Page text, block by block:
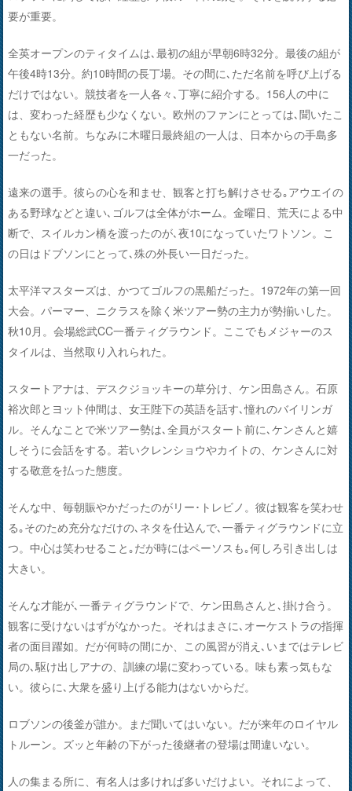
要が重要。
全英オープンのティタイムは､最初の組が早朝6時32分。最後の組が
午後4時13分。約10時間の長丁場。その間に､ただ名前を呼び上げる
だけではない。競技者を一人各々､丁寧に紹介する。156人の中に
は、変わった経歴も少なくない。欧州のファンにとっては､聞いたこ
ともない名前。ちなみに木曜日最終組の一人は、日本からの手島多
一だった。
遠来の選手。彼らの心を和ませ、観客と打ち解けさせる｡アウエイの
ある野球などと違い､ゴルフは全体がホーム。金曜日、荒天による中
断で、スイルカン橋を渡ったのが､夜10になっていたワトソン。こ
の日はドブソンにとって､殊の外長い一日だった。
太平洋マスターズは、かつてゴルフの黒船だった。1972年の第一回
大会。パーマー、ニクラスを除く米ツアー勢の主力が勢揃いした。
秋10月。会場総武CC一番ティグラウンド。ここでもメジャーのス
タイルは、当然取り入れられた。
スタートアナは、デスクジョッキーの草分け、ケン田島さん。石原
裕次郎とヨット仲間は、女王陛下の英語を話す､憧れのバイリンガ
ル。そんなことで米ツアー勢は､全員がスタート前に､ケンさんと嬉
しそうに会話をする。若いクレンショウやカイトの、ケンさんに対
する敬意を払った態度。
そんな中、毎朝賑やかだったのがリー･トレビノ。彼は観客を笑わせ
る｡そのため充分なだけの､ネタを仕込んで､一番ティグラウンドに立
つ。中心は笑わせること｡だが時にはペーソスも｡何しろ引き出しは
大きい。
そんな才能が､一番ティグラウンドで、ケン田島さんと､掛け合う。
観客に受けないはずがなかった。それはまさに､オーケストラの指揮
者の面目躍如。だが何時の間にか、この風習が消え､いまではテレビ
局の､駆け出しアナの、訓練の場に変わっている。味も素っ気もな
い。彼らに､大衆を盛り上げる能力はないからだ。
ロブソンの後釜が誰か。まだ聞いてはいない。だが来年のロイヤル
トルーン。ズッと年齢の下がった後継者の登場は間違いない。
人の集まる所に、有名人は多ければ多いだけよい。それによって、